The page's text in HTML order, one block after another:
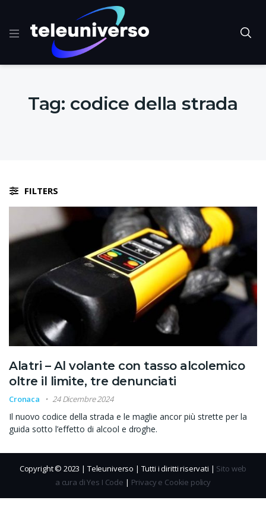
Tag: codice della strada
FILTERS
Alatri – Al volante con tasso alcolemico
oltre il limite, tre denunciati
Cronaca 24 Dicembre 2024
Il nuovo codice della strada e le maglie ancor più strette per la
guida sotto l’effetto di alcool e droghe.
Copyright © 2023 | Teleuniverso | Tutti i diritti riservati | Sito web
a cura di Yes I Code | Privacy e Cookie policy